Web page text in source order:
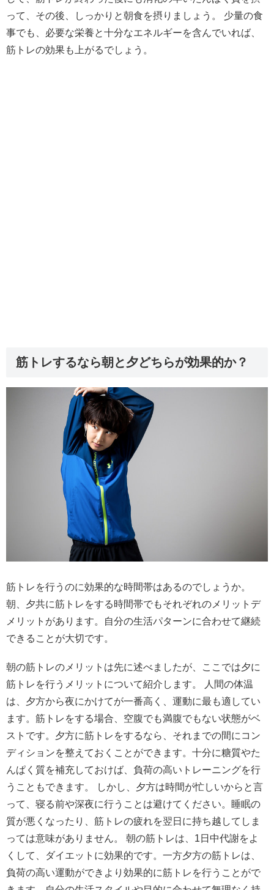
って、その後、しっかりと朝食を摂りましょう。 少量の食
事でも、必要な栄養と十分なエネルギーを含んでいれば、
筋トレの効果も上がるでしょう。
筋トレするなら朝と夕どちらが効果的か？
筋トレを行うのに効果的な時間帯はあるのでしょうか。
朝、夕共に筋トレをする時間帯でもそれぞれのメリットデ
メリットがあります。自分の生活パターンに合わせて継続
できることが大切です。
朝の筋トレのメリットは先に述べましたが、ここでは夕に
筋トレを行うメリットについて紹介します。 人間の体温
は、夕方から夜にかけてが一番高く、運動に最も適してい
ます。筋トレをする場合、空腹でも満腹でもない状態がベ
ストです。夕方に筋トレをするなら、それまでの間にコン
ディションを整えておくことができます。十分に糖質やた
んぱく質を補充しておけば、負荷の高いトレーニングを行
うこともできます。 しかし、夕方は時間が忙しいからと言
って、寝る前や深夜に行うことは避けてください。睡眠の
質が悪くなったり、筋トレの疲れを翌日に持ち越してしま
っては意味がありません。 朝の筋トレは、1日中代謝をよ
くして、ダイエットに効果的です。一方夕方の筋トレは、
負荷の高い運動ができより効果的に筋トレを行うことがで